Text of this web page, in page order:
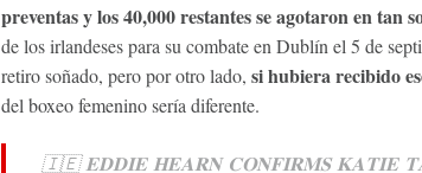
preventas y los 40,000 restantes se agotaron en tan
de los irlandeses para su combate en Dublín el 5 de
retiro soñado, pero por otro lado, si hubiera recibido
del boxeo femenino sería diferente.
🇮🇪 𝐄𝐃𝐃𝐈𝐄 𝐇𝐄𝐀𝐑𝐍 𝐂𝐎𝐍𝐅𝐈𝐑𝐌𝐒 𝐊𝐀𝐓𝐈𝐄